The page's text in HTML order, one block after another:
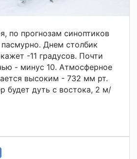
по прогнозам синоптиков
пасмурно. Днем столбик
-11 градусов. Почти
- минус 10. Атмосферное
высоким - 732 мм рт.
будет дуть с востока, 2 м/